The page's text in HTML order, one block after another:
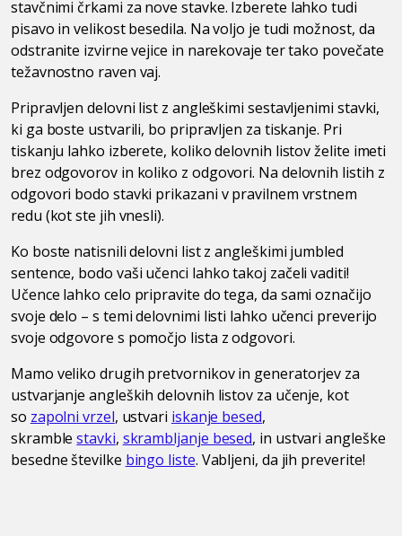
stavčnimi črkami za nove stavke. Izberete lahko tudi
pisavo in velikost besedila. Na voljo je tudi možnost, da
odstranite izvirne vejice in narekovaje ter tako povečate
težavnostno raven vaj.
Pripravljen delovni list z angleškimi sestavljenimi stavki,
ki ga boste ustvarili, bo pripravljen za tiskanje. Pri
tiskanju lahko izberete, koliko delovnih listov želite imeti
brez odgovorov in koliko z odgovori. Na delovnih listih z
odgovori bodo stavki prikazani v pravilnem vrstnem
redu (kot ste jih vnesli).
Ko boste natisnili delovni list z angleškimi jumbled
sentence, bodo vaši učenci lahko takoj začeli vaditi!
Učence lahko celo pripravite do tega, da sami označijo
svoje delo – s temi delovnimi listi lahko učenci preverijo
svoje odgovore s pomočjo lista z odgovori.
Mamo veliko drugih pretvornikov in generatorjev za
ustvarjanje angleških delovnih listov za učenje, kot
so zapolni vrzel, ustvari iskanje besed,
skramblestavki, skrambljanje besed, in ustvari angleške
besedne številke bingo liste. Vabljeni, da jih preverite!